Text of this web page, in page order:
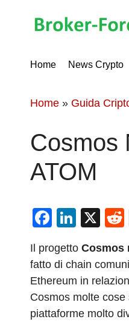
Home News Crypto
Home » Guida
Cosmos
ATOM
F
c
e
b
o
Li
k
e
dI
n
X
t
Il progetto Cosmos
fatto di chain
Ethereum in
Cosmos molte
piattaforme molto